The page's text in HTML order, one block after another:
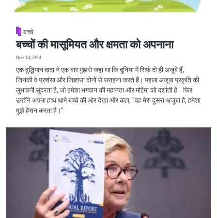
बच्चे
बच्चों की मासूमियत और क्षमता को अपनाना
Nov 14, 2024
एक बुद्धिमान दादा ने एक बार मुझसे कहा था कि दुनिया में सिर्फ़ दो ही अजूबे हैं,
जिनकी वे प्रशंसा और जिज्ञासा दोनों से सराहना करते हैं। पहला अजूबा प्रकृति की
लुभावनी सुंदरता है, जो हमेशा भगवान की महानता और महिमा को दर्शाती है। फिर
उन्होंने अपना हाथ थामे बच्चे की ओर देखा और कहा, "वह मेरा दूसरा अजूबा है, हमेशा
मुझे हैरान करता है।"